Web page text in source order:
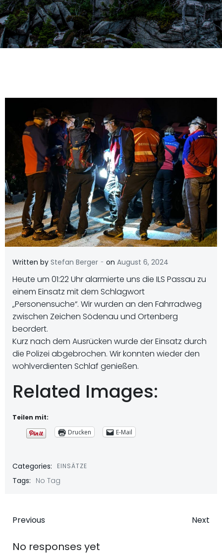
Written by Stefan Berger - on August 6, 2024
Heute um 01:22 Uhr alarmierte uns die ILS Passau zu
einem Einsatz mit dem Schlagwort
„Personensuche“. Wir wurden an den Fahrradweg
zwischen Zeichen Södenau und Ortenberg
beordert.
Kurz nach dem Ausrücken wurde der Einsatz durch
die Polizei abgebrochen. Wir konnten wieder den
wohlverdienten Schlaf genießen.
Related Images:
Teilen mit:
Drucken
E-Mail
Categories: EINSÄTZE
Tags: No Tag
Beitragsnavigation
Previous Next
No responses yet